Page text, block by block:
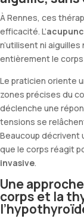
À Rennes, ces
efficacité. L’
n’utilisent ni
entièrement le
Le praticien oriente
zones précises du
déclenche une
tensions se
Beaucoup décrivent
que le corps réagit
invasive.
Une
corps et la